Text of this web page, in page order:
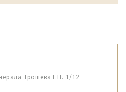
Трошева Г.Н. 1/12